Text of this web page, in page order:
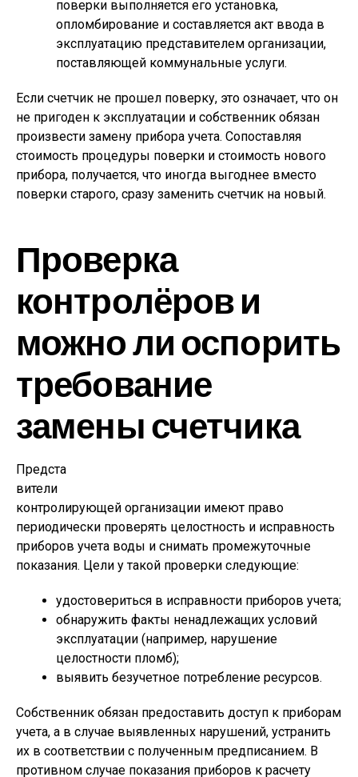
поверки выполняется его установка,
опломбирование и составляется акт ввода в
эксплуатацию представителем организации,
поставляющей коммунальные услуги.
Если счетчик не прошел поверку, это означает, что он
не пригоден к эксплуатации и собственник обязан
произвести замену прибора учета. Сопоставляя
стоимость процедуры поверки и стоимость нового
прибора, получается, что иногда выгоднее вместо
поверки старого, сразу заменить счетчик на новый.
Проверка
контролёров и
можно ли оспорить
требование
замены счетчика
Предста
вители
контролирующей организации имеют право
периодически проверять целостность и исправность
приборов учета воды и снимать промежуточные
показания. Цели у такой проверки следующие:
удостовериться в исправности приборов учета;
обнаружить факты ненадлежащих условий
эксплуатации (например, нарушение
целостности пломб);
выявить безучетное потребление ресурсов.
Собственник обязан предоставить доступ к приборам
учета, а в случае выявленных нарушений, устранить
их в соответствии с полученным предписанием. В
противном случае показания приборов к расчету